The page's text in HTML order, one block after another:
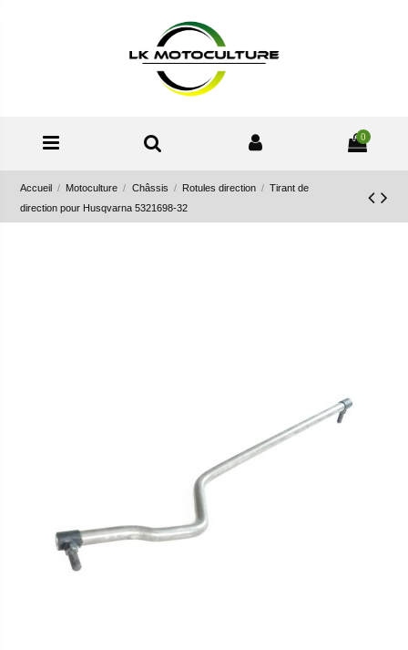
0
Accueil Motoculture Châssis Rotules direction
Tirant de
direction pour Husqvarna 5321698-32